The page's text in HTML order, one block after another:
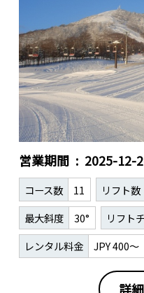
営業期間 2025-12-
コース数 11 リフト数
最大斜度
30° リフト
レンタル料金
JPY 400～
詳